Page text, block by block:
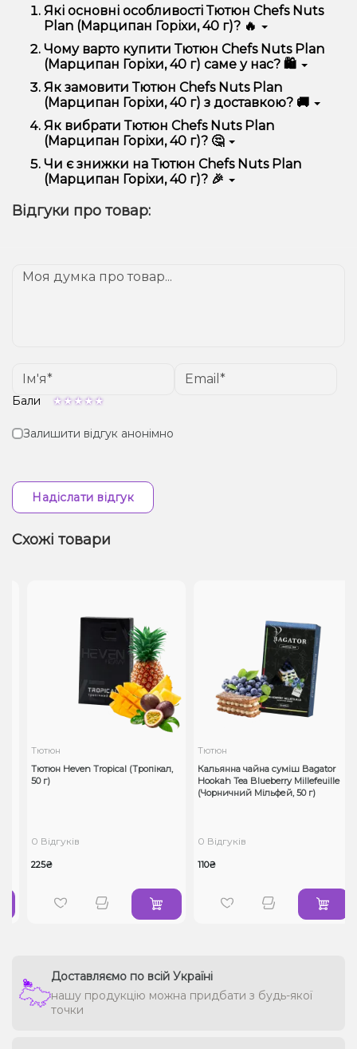
Які основні особливості Тютюн Chefs Nuts
Plan (Марципан Горіхи, 40 г)? 🔥
Тютюн Chefs Nuts Plan (Марципан Горіхи, 40 г)
відрізняється високою якістю, зручністю
використання та надійністю.
Чому варто купити Тютюн Chefs Nuts Plan
(Марципан Горіхи, 40 г) саме у нас? 🛍️
Ми пропонуємо тільки оригінальну продукцію,
широкий асортимент, вигідні ціни та швидку
доставку. Крім того, у нас регулярні акції та знижки
для клієнтів!
Як замовити Тютюн Chefs Nuts Plan
(Марципан Горіхи, 40 г) з доставкою? 🚚
Оформити замовлення можна в кілька кліків:
Додайте Тютюн Chefs Nuts Plan (Марципан
Горіхи, 40 г) до кошика.
Перейдіть до оформлення замовлення.
Підтвердіть замовлення – ми швидко
надішлемо його вам!
Як вибрати Тютюн Chefs Nuts Plan
(Марципан Горіхи, 40 г)? 🤔
Вибір залежить від ваших уподобань – наприклад,
якщо це кальян, враховуйте розмір, матеріал та тип
чаші, якщо вейп – потужність та смак. Наші
варіант.
Чи є знижки на Тютюн Chefs Nuts Plan
(Марципан Горіхи, 40 г)? 🎉
спеціальні пропозиції. Слідкуйте за оновленнями на
Відгуки про товар:
Бали
Залишити відгук анонімно
Надіслати відгук
Схожі товари
Тютюн
Тютюн Heven Tropical (Тропікал,
50 г)
0 Відгуків
225₴
Тютюн
Кальянна чайна суміш Bagator
Hookah Tea Blueberry Millefeuille
(Чорничний Мільфей, 50 г)
0 Відгуків
110₴
Доставляємо по всій Україні
нашу продукцію можна придбати з будь-якої
точки